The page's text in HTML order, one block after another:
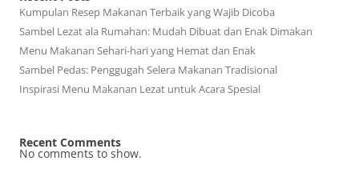
Kumpulan Resep Makanan Terbaik yang Wajib Dicoba
Sambel Lezat ala Rumahan: Mudah Dibuat dan Enak Dimakan
Menu Makanan Sehari-hari yang Hemat dan Enak
Sambel Pedas: Penggugah Selera Makanan Tradisional
Inspirasi Menu Makanan Lezat untuk Acara Spesial
Recent Comments
No comments to show.